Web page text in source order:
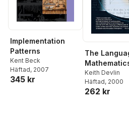
Implementation
Patterns
Kent Beck
Häftad, 2007
345 kr
The
Making the
Invisible
Keith Devlin
Häftad, 2000
262 kr